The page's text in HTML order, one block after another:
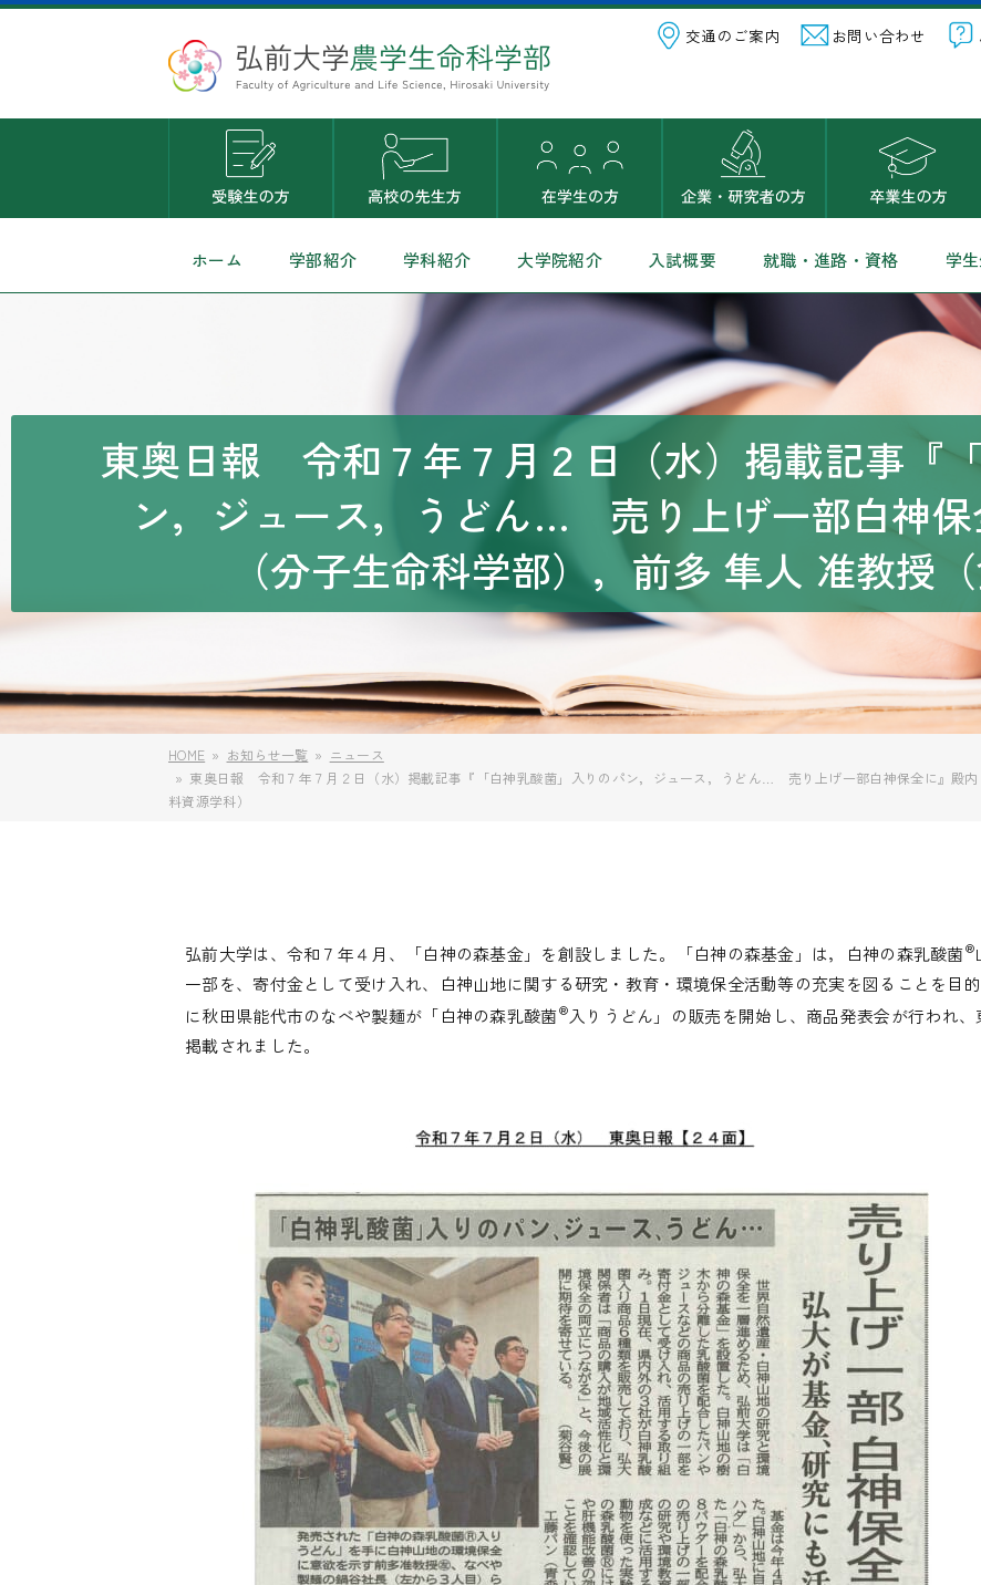
交通のご案内 お問い合わせ
ホーム 学部紹介 学科紹介 大学院紹介 入試概要 就職・進路・資格 学
東奥日報 令和７年７月２日（水）掲載記事『
ン，ジュース，うどん… 売り上げ一部白神保
（分子生命科学部），前多 隼人 准教授
HOME お知らせ一覧
ニュース
東奥日報 令和７年７月２日（水）掲載記事『「白神乳酸菌」入りのパン，ジュース，うどん… 売り上げ一部白神保全に』殿
料資源学科）
弘前大学は、令和７年４月、「白神の森基金」を創設しました。「白神の森基金」は，白神の森乳酸菌®
一部を、寄付金として受け入れ、白神山地に関する研究・教育・環境保全活動等の充実を図ることを目
に秋田県能代市のなべや製麺が「白神の森乳酸菌®入りうどん」の販売を開始し、商品発表会が行われ
掲載されました。